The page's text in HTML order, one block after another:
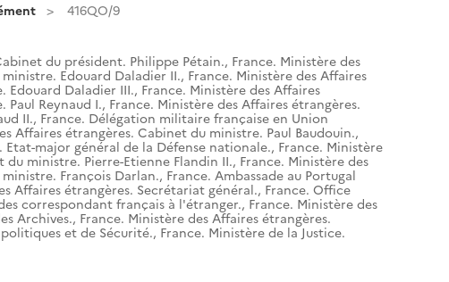
416QO/9
du président. Philippe Pétain., France. Ministère des
Edouard Daladier II., France. Ministère des Affaires
Edouard Daladier III., France. Ministère des Affaires
Reynaud I., France. Ministère des Affaires étrangères.
II., France. Délégation militaire française en Union
Affaires étrangères. Cabinet du ministre. Paul Baudouin.,
Etat-major général de la Défense nationale., France. Ministère
ministre. Pierre-Etienne Flandin II., France. Ministère des
François Darlan., France. Ambassade au Portugal
Affaires étrangères. Secrétariat général., France. Office
correspondant français à l'étranger., France. Ministère des
Archives., France. Ministère des Affaires étrangères.
et de Sécurité., France. Ministère de la Justice.